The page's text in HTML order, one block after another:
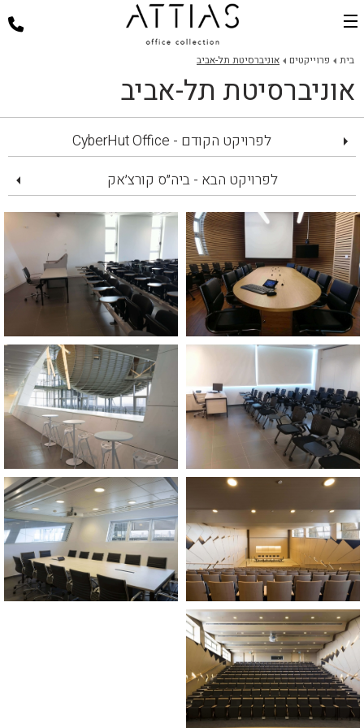
בית
דלפקי קבלה
כסאות למשרד
שולחנות משרד
ארגונומיה במשרד
פרוייקטים
אודות
צור קשר
בית פרוייקטים אוניברסיטת תל-אביב
אוניברסיטת תל-אביב
לפרויקט הקודם - CyberHut Office
לפרויקט הבא - ביה״ס קורצ׳אק